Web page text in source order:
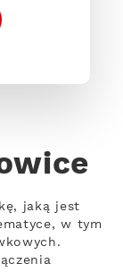
jaką jest
w tym